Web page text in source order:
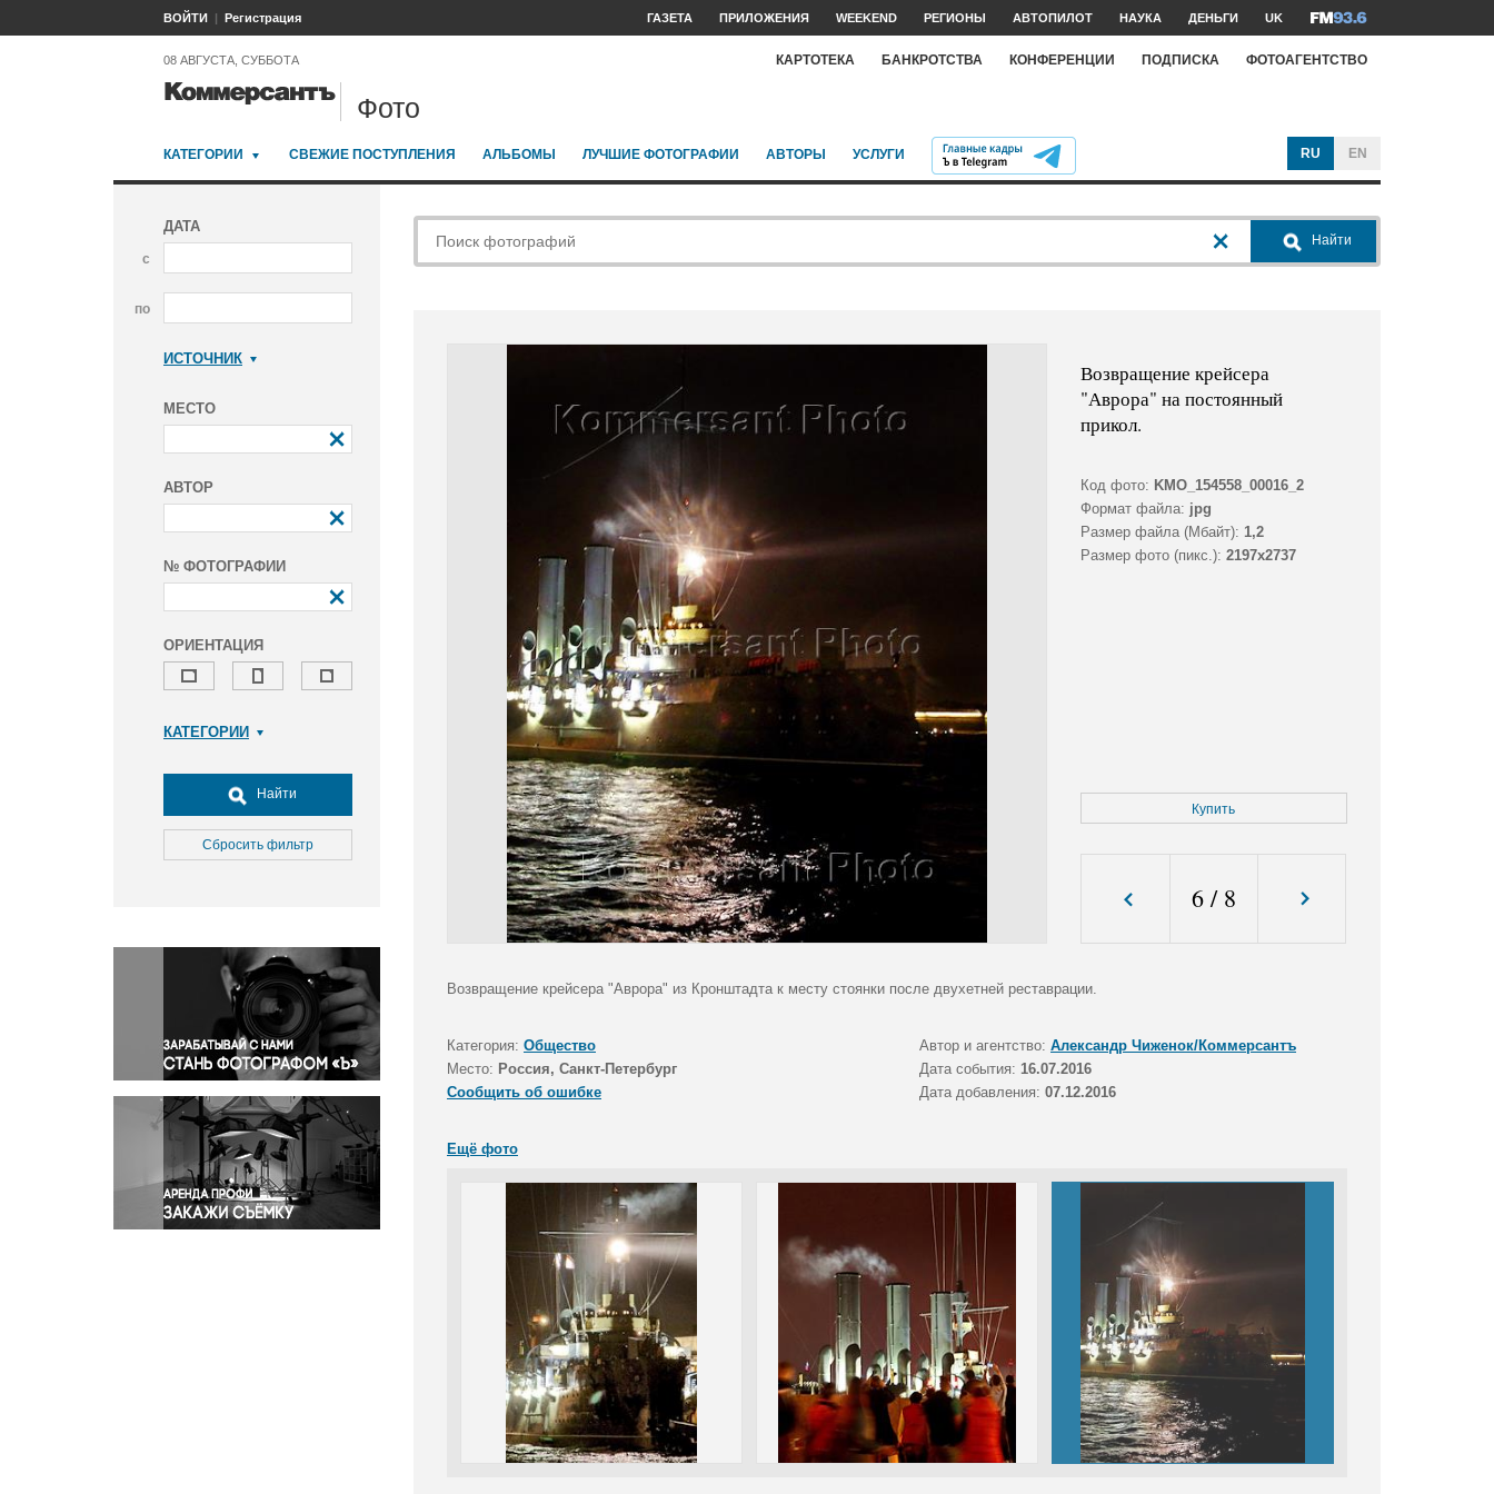
ВОЙТИ Регистрация ГАЗЕТА ПРИЛОЖЕНИЯ WEEKEND РЕГИОНЫ АВТОПИЛОТ НАУКА ДЕНЬГИ UK
08 АВГУСТА, СУББОТА КАРТОТЕКА БАНКРОТСТВА КОНФЕРЕНЦИИ ПОДПИСКА ФОТОАГЕНТСТВО
Фото
КАТЕГОРИИ СВЕЖИЕ ПОСТУПЛЕНИЯ АЛЬБОМЫ ЛУЧШИЕ ФОТОГРАФИИ АВТОРЫ УСЛУГИ RU EN
ДАТА
с
по
ИСТОЧНИК
МЕСТО
АВТОР
№ ФОТОГРАФИИ
ОРИЕНТАЦИЯ
КАТЕГОРИИ
Досуг, туризм и отдых
Культура
Медицина
Окружающая среда
Политика
Правосудие
Происшествия и конфликты
Религия
Светская жизнь
Спорт
Экология
Экономика и бизнес
Найти
Сбросить фильтр
Найти
Возвращение крейсера
"Аврора" на постоянный
прикол.
Код фото: KMO_154558_00016_2
Формат файла: jpg
Размер файла (Мбайт): 1,2
Размер фото (пикс.): 2197x2737
Купить
6/ 8
Возвращение крейсера "Аврора" из Кронштадта к месту стоянки после двухетней реставрации.
Категория: Общество Автор и агентство: Александр Чиженок/Коммерсантъ
Место: Россия, Санкт-Петербург Дата события: 16.07.2016
Сообщить об ошибке
Дата добавления: 07.12.2016
Ещё фото